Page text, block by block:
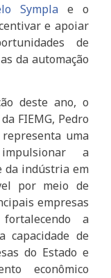
Sympla e o
e apoiar
de
da automação
deste ano, o
FIEMG, Pedro
uma
a
da indústria em
por meio de
empresas
a
capacidade de
do Estado e
econômico